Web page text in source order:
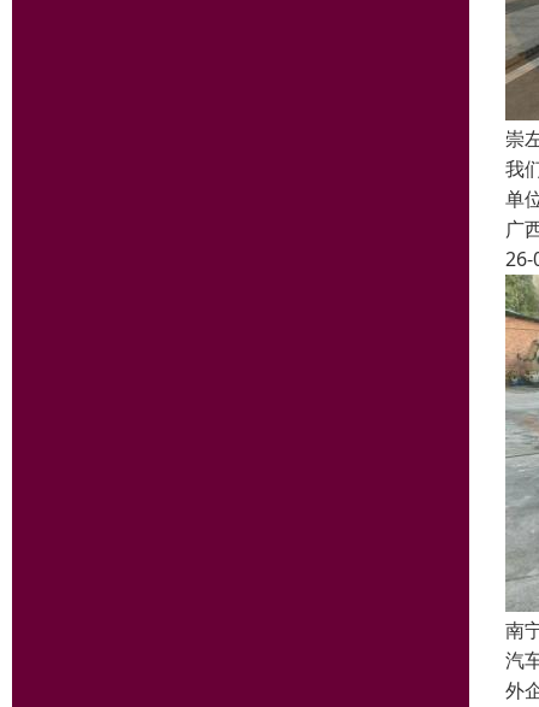
崇
我
单
广
26-
南
汽
外